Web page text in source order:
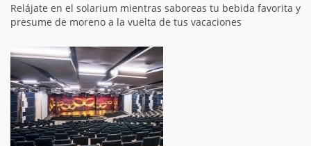
Relájate en el solarium mientras saboreas tu bebida favorita y
presume de moreno a la vuelta de tus vacaciones